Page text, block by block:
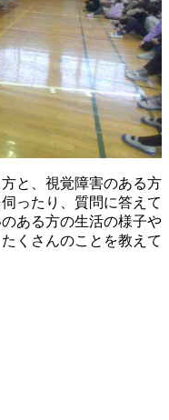
と、視覚障害のある方
ったり、質問に答えて
ある方の生活の様子や
くさんのことを教えて